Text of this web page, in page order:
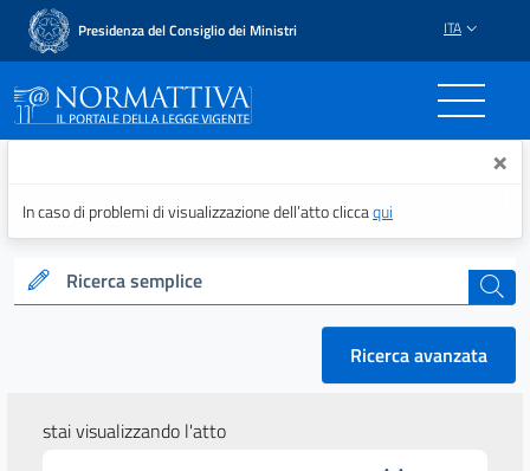
Presidenza del Consiglio dei Ministri ITA
Normattiva - Il portale ×
In caso di problemi di visualizzazione dell’atto cliccaqui
Ricerca semplice cerca
Ricerca avanzata
stai visualizzando l'atto